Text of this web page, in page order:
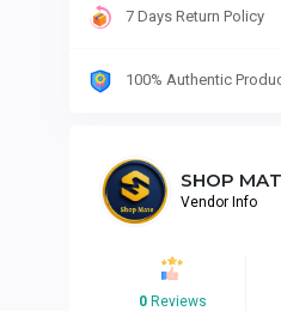
7 Days Return Policy
100% Authentic
SHOP
Vendor Info
0Reviews